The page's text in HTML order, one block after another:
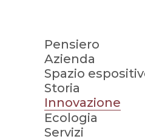
Pensiero
Azienda
Spazio
Storia
Innovazione
Ecologia
Servizi